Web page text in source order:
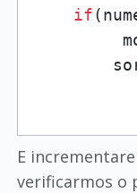
if
E
verificarmos o